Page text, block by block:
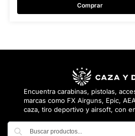
Comprar
Encuentra carabinas, pistolas,
marcas como FX Airguns, Epic,
caza, tiro deportivo y airsoft, con